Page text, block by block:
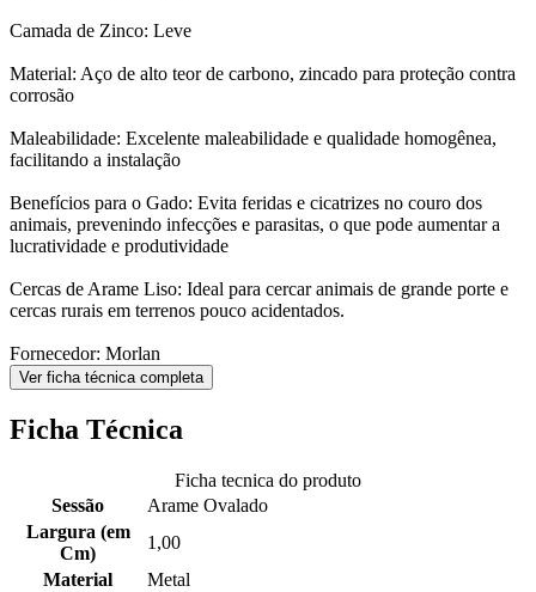
Camada de Zinco: Leve
Material: Aço de alto teor de carbono, zincado para proteção contra
corrosão
Maleabilidade: Excelente maleabilidade e qualidade homogênea,
facilitando a instalação
Benefícios para o Gado: Evita feridas e cicatrizes no couro dos
animais, prevenindo infecções e parasitas, o que pode aumentar a
lucratividade e produtividade
Cercas de Arame Liso: Ideal para cercar animais de grande porte e
cercas rurais em terrenos pouco acidentados.
Fornecedor: Morlan
Ver ficha técnica completa
Ficha Técnica
Ficha tecnica do produto
Sessão
Arame Ovalado
Largura (em
Cm)
1,00
Material
Metal